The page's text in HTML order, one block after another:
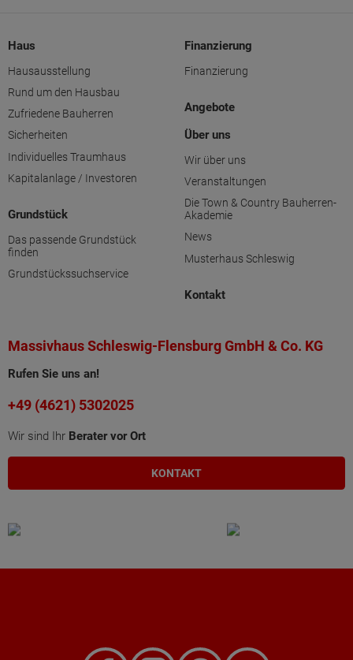
Haus
Hausausstellung
Rund um den Hausbau
Zufriedene Bauherren
Sicherheiten
Individuelles Traumhaus
Kapitalanlage / Investoren
Grundstück
Das passende Grundstück
finden
Grundstückssuchservice
Finanzierung
Finanzierung
Angebote
Über uns
Wir über uns
Veranstaltungen
Die Town & Country Bauherren-
Akademie
News
Musterhaus Schleswig
Kontakt
Massivhaus Schleswig-Flensburg GmbH & Co. KG
Rufen Sie uns an!
+49 (4621) 5302025
Wir sind Ihr Berater vor Ort
KONTAKT